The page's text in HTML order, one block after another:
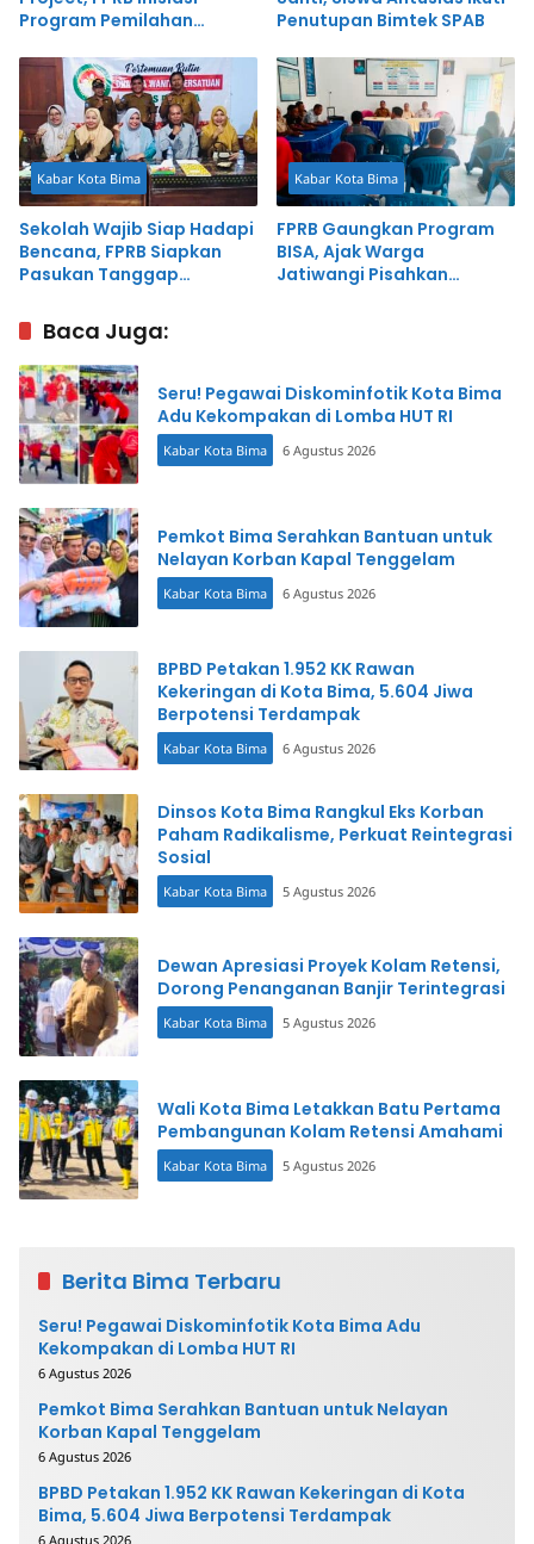
Program Pemilahan
Penutupan Bimtek SPAB
Kabar Kota Bima
Sekolah Wajib Siap Hadapi
Bencana, FPRB Siapkan
Pasukan Tanggap
Kabar Kota Bima
FPRB Gaungkan Program
BISA, Ajak Warga
Jatiwangi Pisahkan
Baca Juga:
Seru! Pegawai Diskominfotik Kota Bima
Adu Kekompakan di Lomba HUT RI
Kabar Kota Bima 6 Agustus 2026
Pemkot Bima Serahkan Bantuan untuk
Nelayan Korban Kapal Tenggelam
Kabar Kota Bima 6 Agustus 2026
BPBD Petakan 1.952 KK Rawan
Kekeringan di Kota Bima, 5.604 Jiwa
Berpotensi Terdampak
Kabar Kota Bima 6 Agustus 2026
Dinsos Kota Bima Rangkul Eks Korban
Paham Radikalisme, Perkuat Reintegrasi
Sosial
Kabar Kota Bima 5 Agustus 2026
Dewan Apresiasi Proyek Kolam Retensi,
Dorong Penanganan Banjir Terintegrasi
Kabar Kota Bima 5 Agustus 2026
Wali Kota Bima Letakkan Batu Pertama
Pembangunan Kolam Retensi Amahami
Kabar Kota Bima 5 Agustus 2026
Berita Bima Terbaru
Seru! Pegawai Diskominfotik Kota Bima Adu
Kekompakan di Lomba HUT RI
6 Agustus 2026
Pemkot Bima Serahkan Bantuan untuk Nelayan
Korban Kapal Tenggelam
6 Agustus 2026
BPBD Petakan 1.952 KK Rawan Kekeringan di Kota
Bima, 5.604 Jiwa Berpotensi Terdampak
6 Agustus 2026